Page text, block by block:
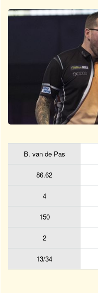
B. van de Pas
86.62
4
150
2
13/34